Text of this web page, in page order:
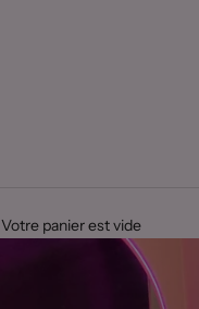
Votre panier est vide